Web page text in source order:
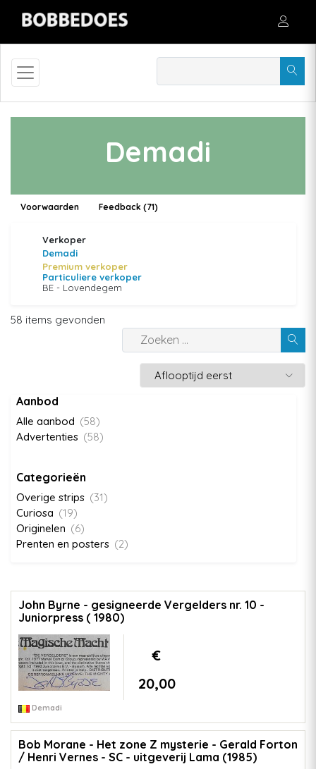
Demadi
Voorwaarden Feedback (71)
Verkoper
Demadi
Premium verkoper
Particuliere verkoper
BE - Lovendegem
58 items gevonden
Aanbod
Alle aanbod (58)
Advertenties (58)
Categorieën
Overige strips (31)
Curiosa (19)
Originelen (6)
Prenten en posters (2)
John Byrne - gesigneerde Vergelders nr. 10 -
Juniorpress ( 1980)
€
20,00
Demadi
Bob Morane - Het zone Z mysterie - Gerald Forton
/ Henri Vernes - SC - uitgeverij Lama (1985)